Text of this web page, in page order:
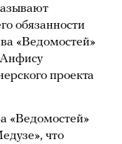
обязанности
«Ведомостей»
Анфису
проекта
«Ведомостей»
что